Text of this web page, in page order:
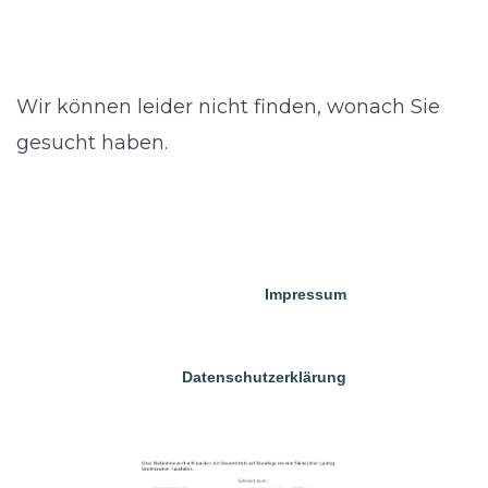
Wir können leider nicht finden, wonach Sie
gesucht haben.
Impressum
Datenschutzerklärung